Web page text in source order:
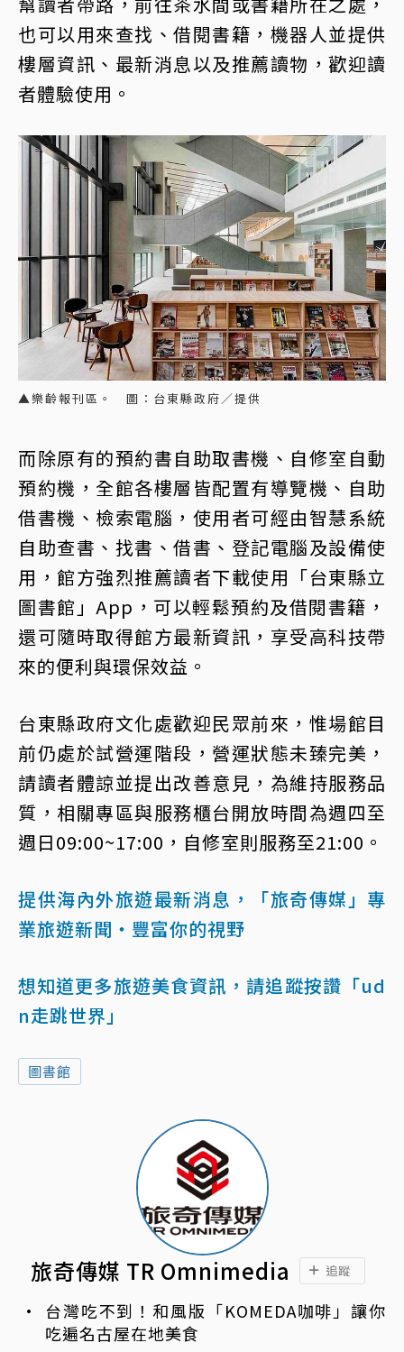
也可以用來查找、借閱書籍，機器人並提供
樓層資訊、最新消息以及推薦讀物，歡迎讀
者體驗使用。
▲樂齡報刊區。 圖：台東縣政府／提供
而除原有的預約書自助取書機、自修室自動
預約機，全館各樓層皆配置有導覽機、自助
借書機、檢索電腦，使用者可經由智慧系統
自助查書、找書、借書、登記電腦及設備使
用，館方強烈推薦讀者下載使用「台東縣立
圖書館」App，可以輕鬆預約及借閱書籍，
還可隨時取得館方最新資訊，享受高科技帶
來的便利與環保效益。
台東縣政府文化處歡迎民眾前來，惟場館目
前仍處於試營運階段，營運狀態未臻完美，
請讀者體諒並提出改善意見，為維持服務品
質，相關專區與服務櫃台開放時間為週四至
週日09:00~17:00，自修室則服務至21:00。
提供海內外旅遊最新消息，「旅奇傳媒」專
業旅遊新聞‧豐富你的視野
想知道更多旅遊美食資訊，請追蹤按讚「ud
n走跳世界」
圖書館
旅奇傳媒 TR Omnimedia 追蹤
台灣吃不到！和風版「KOMEDA咖啡」讓你
吃遍名古屋在地美食